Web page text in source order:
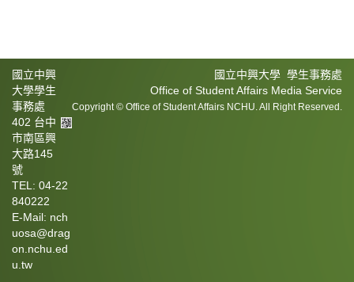
國立中興大學 學生事務處
Office of Student Affairs Media Service
Copyright © Office of Student Affairs NCHU. All Right Reserved.
國立中興
大學學生
事務處
402 台中
市南區興
大路145
號
TEL: 04-22
840222
E-Mail: nch
uosa@drag
on.nchu.ed
u.tw